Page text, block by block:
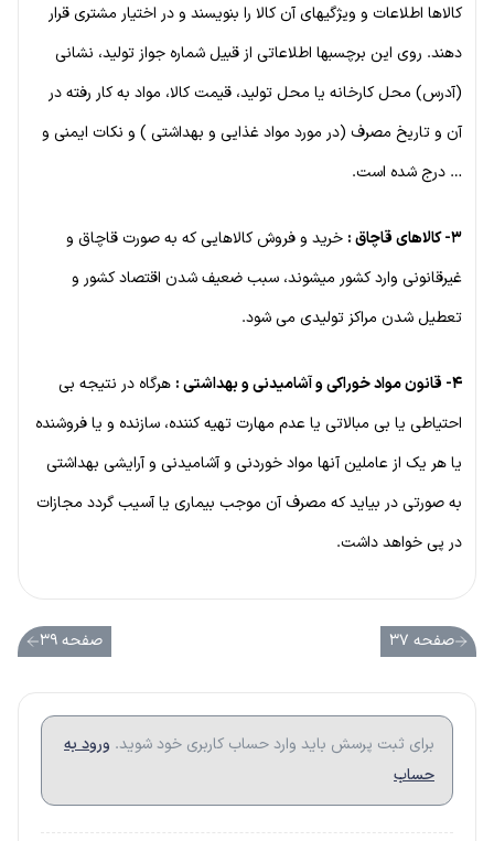
کالاها اطلاعات و ویژگیهای آن کالا را بنویسند و در اختیار مشتری قرار
دهند. روی این برچسبها اطلاعاتی از قبیل شماره جواز تولید، نشانی
(آدرس) محل کارخانه یا محل تولید، قیمت کالا، مواد به کار رفته در
آن و تاریخ مصرف (در مورد مواد غذایی و بهداشتی ) و نکات ایمنی و
… درج شده است.
۳- کالاهای قاچاق :
خرید و فروش کالاهایی که به صورت قاچاق و
غیرقانونی وارد کشور میشوند، سبب ضعیف شدن اقتصاد کشور و
تعطیل شدن مراکز تولیدی می شود.
۴- قانون مواد خوراکی و آشامیدنی و بهداشتی :
هرگاه در نتیجه بی
احتیاطی یا بی مبالاتی یا عدم مهارت تهیه کننده، سازنده و یا فروشنده
یا هر یک از عاملین آنها مواد خوردنی و آشامیدنی و آرایشی بهداشتی
به صورتی در بیاید که مصرف آن موجب بیماری یا آسیب گردد مجازات
در پی خواهد داشت.
صفحه ۳۷ صفحه ۳۹
برای ثبت پرسش باید وارد حساب کاربری خود شوید. ورود به
حساب